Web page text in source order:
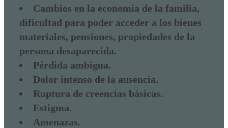
Cambios en la economía de la familia,
dificultad para poder acceder a los bienes
materiales, pensiones, propiedades de la
persona desaparecida.
Pérdida ambigua.
Dolor intenso de la ausencia.
Ruptura de creencias básicas.
Estigma.
Amenazas.